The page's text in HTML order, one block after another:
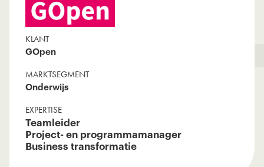
KLANT
GOpen
MARKTSEGMENT
Onderwijs
EXPERTISE
Teamleider
Project- en programmamanager
Business transformatie